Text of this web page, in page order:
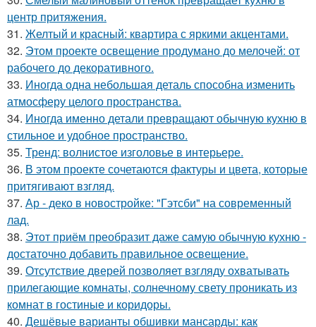
центр притяжения.
31. Желтый и красный: квартира с яркими акцентами.
32. Этом проекте освещение продумано до мелочей: от
рабочего до декоративного.
33. Иногда одна небольшая деталь способна изменить
атмосферу целого пространства.
34. Иногда именно детали превращают обычную кухню в
стильное и удобное пространство.
35. Тренд: волнистое изголовье в интерьере.
36. В этом проекте сочетаются фактуры и цвета, которые
притягивают взгляд.
37. Ар - деко в новостройке: "Гэтсби" на современный
лад.
38. Этот приём преобразит даже самую обычную кухню -
достаточно добавить правильное освещение.
39. Отсутствие дверей позволяет взгляду охватывать
прилегающие комнаты, солнечному свету проникать из
комнат в гостиные и коридоры.
40. Дешёвые варианты обшивки мансарды: как